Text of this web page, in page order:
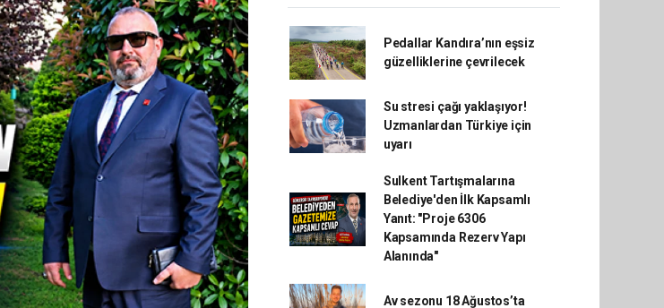
Pedallar Kandıra’nın eşsiz
güzelliklerine çevrilecek
Su stresi çağı yaklaşıyor!
Uzmanlardan Türkiye için
uyarı
Sulkent Tartışmalarına
Belediye'den İlk Kapsamlı
Yanıt: "Proje 6306
Kapsamında Rezerv Yapı
Alanında"
Av sezonu 18 Ağustos’ta